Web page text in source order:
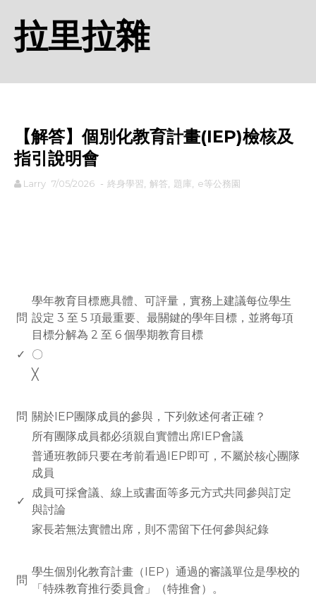
拉里拉雜
【解答】個別化教育計畫(IEP)檢核及
指引說明會
Larry 7/05/2026 - 終身學習 解答 題庫 e等公務園
問
學年教育目標應具體、可評量，實務上建議每位學生
設定 3 至 5 項最重要、最關鍵的學年目標，並將每項
目標分解為 2 至 6 個學期教育目標
✓
〇
╳
問 關於IEP團隊成員的參與，下列敘述何者正確？
所有團隊成員都必須親自實體出席IEP會議
普通班教師只要在考前看過IEP即可，不屬於核心團隊
成員
✓
成員可採會議、線上或書面等多元方式共同參與訂定
與討論
家長若無法實體出席，則不需留下任何參與紀錄
問
學生個別化教育計畫（IEP）通過的審議單位是學校的
「特殊教育推行委員會」（特推會）。